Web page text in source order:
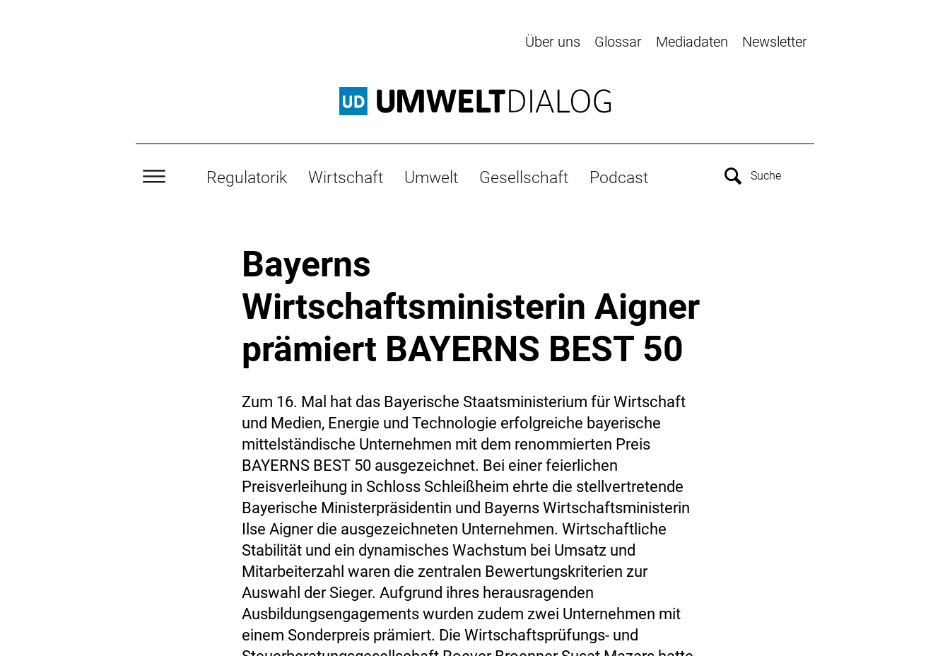
Über uns Glossar Mediadaten Newsletter
Regulatorik Wirtschaft Umwelt Gesellschaft Podcast
Bayerns
Wirtschaftsministerin Aigner
prämiert BAYERNS BEST 50
Zum 16. Mal hat das Bayerische Staatsministerium für Wirtschaft
und Medien, Energie und Technologie erfolgreiche bayerische
mittelständische Unternehmen mit dem renommierten Preis
BAYERNS BEST 50 ausgezeichnet. Bei einer feierlichen
Preisverleihung in Schloss Schleißheim ehrte die stellvertretende
Bayerische Ministerpräsidentin und Bayerns Wirtschaftsministerin
Ilse Aigner die ausgezeichneten Unternehmen. Wirtschaftliche
Stabilität und ein dynamisches Wachstum bei Umsatz und
Mitarbeiterzahl waren die zentralen Bewertungskriterien zur
Auswahl der Sieger. Aufgrund ihres herausragenden
Ausbildungsengagements wurden zudem zwei Unternehmen mit
einem Sonderpreis prämiert. Die Wirtschaftsprüfungs- und